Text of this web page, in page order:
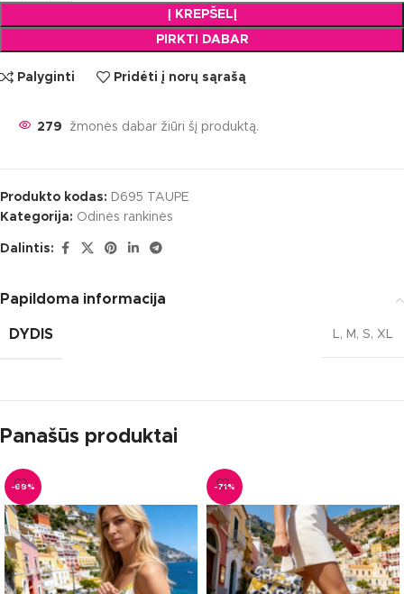
Į KREPŠELĮ
PIRKTI DABAR
Palyginti Pridėti į norų sąrašą
274 žmonės dabar žiūri šį produktą.
Produkto kodas: D695 TAUPE
Kategorija: Odinės rankinės
Dalintis:
Papildoma informacija
DYDIS L, M , S, XL
Panašūs produktai
-68% -71%